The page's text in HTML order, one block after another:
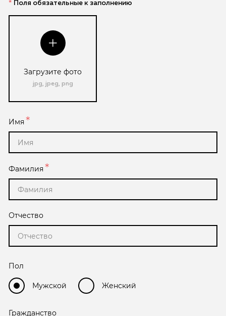
Поля обязательные к заполнению
Имя
Фамилия
Отчество
Загрузите фото
jpg, jpeg, png
Пол
Мужской Женский
Гражданство